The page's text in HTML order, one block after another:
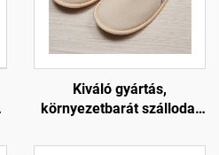
Kiváló gyártás,
környezetbarát szállodai
lebomló papucs szállodai